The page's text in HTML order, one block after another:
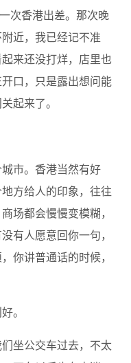
次香港出差。那次晚
近，我已经记不准
来还没打烊，店里也
口，只是露出想问能
起来了。
市。香港当然有好
方给人的印象，往往
场都会慢慢变模糊，
有人愿意回你一句，
你讲普通话的时候，
。
坐公交车过去，不太